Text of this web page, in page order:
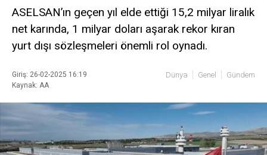
ASELSAN’ın geçen yıl elde ettiği 15,2 milyar liralık
net karında, 1 milyar doları aşarak rekor kıran
yurt dışı sözleşmeleri önemli rol oynadı.
Giriş: 26-02-2025 16:19
Kaynak: AA
Dünya Genel Gündem